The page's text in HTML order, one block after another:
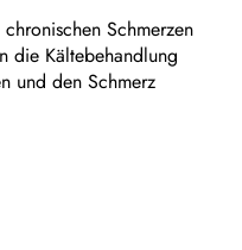
Schmerzen
die Kältebehandlung
und den Schmerz